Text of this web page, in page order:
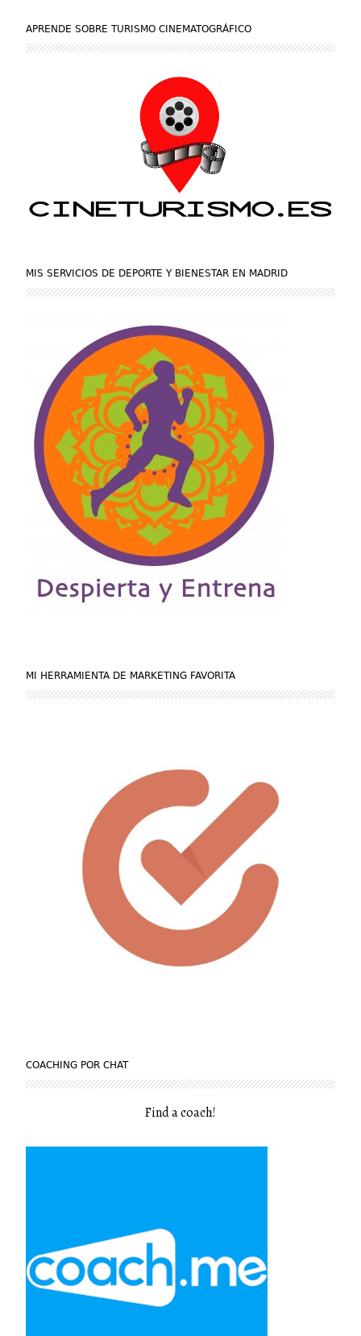
APRENDE SOBRE TURISMO CINEMATOGRÁFICO
MIS SERVICIOS DE DEPORTE Y BIENESTAR EN MADRID
MI HERRAMIENTA DE MARKETING FAVORITA
COACHING POR CHAT
Find a coach!